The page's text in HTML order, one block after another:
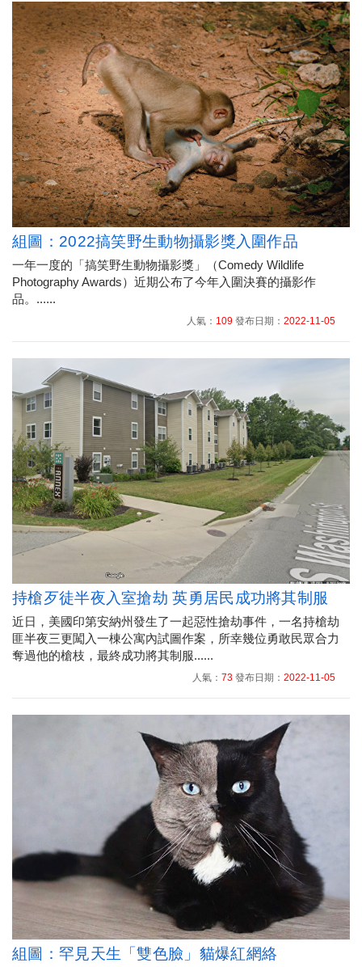
組圖：2022搞笑野生動物攝影獎入圍作品
一年一度的「搞笑野生動物攝影獎」（Comedy Wildlife
Photography Awards）近期公布了今年入圍決賽的攝影作
品。......
人氣： 109 發布日期： 2022-11-05
持槍歹徒半夜入室搶劫 英勇居民成功將其制服
近日，美國印第安納州發生了一起惡性搶劫事件，一名持槍劫
匪半夜三更闖入一棟公寓內試圖作案，所幸幾位勇敢民眾合力
奪過他的槍枝，最終成功將其制服......
人氣： 73 發布日期： 2022-11-05
組圖：罕見天生「雙色臉」貓爆紅網絡